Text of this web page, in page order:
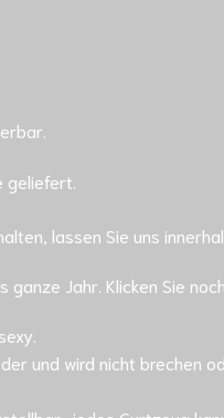
geliefert.
lassen Sie uns
Jahr. Klicken Sie
und wird nicht brechen